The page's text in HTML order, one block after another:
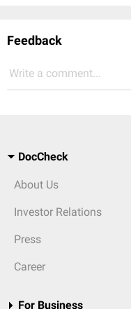
Feedback
Write a comment...
DocCheck
About Us
Investor Relations
Press
Career
For Business